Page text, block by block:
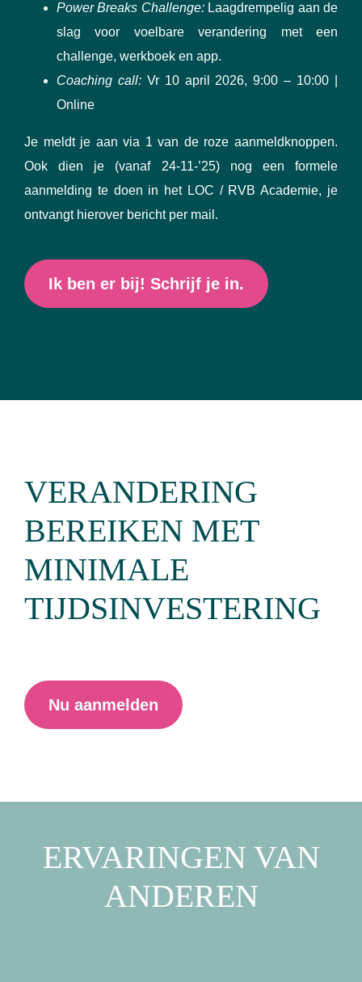
Power Breaks Challenge:Laagdrempelig aan de
slag voor voelbare verandering met een
challenge, werkboek en app.
Coaching call:Vr 10 april 2026, 9:00 – 10:00 |
Online
Je meldt je aan via 1 van de roze aanmeldknoppen.
Ook dien je (vanaf 24-11-’25) nog een formele
aanmelding te doen in het LOC / RVB Academie, je
ontvangt hierover bericht per mail.
Ik ben er bij! Schrijf je in.
VERANDERING
BEREIKEN MET
MINIMALE
TIJDSINVESTERING
Nu aanmelden
ERVARINGEN VAN
ANDEREN